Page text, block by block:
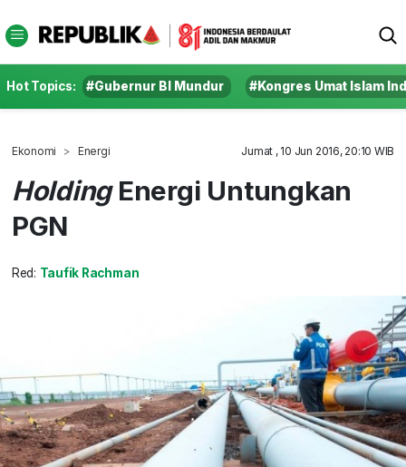
Hot Topics: #Gubernur BI Mundur #Kongres Umat Islam
Ekonomi Energi Jumat , 10 Jun 2016, 20:10 WIB
HoldingEnergi Untungkan
PGN
Red: Taufik Rachman